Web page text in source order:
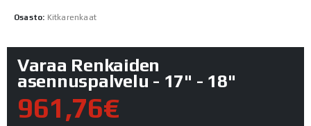
Osasto: Kitkarenkaat
Varaa Renkaiden
asennuspalvelu - 17" - 18"
961,76€